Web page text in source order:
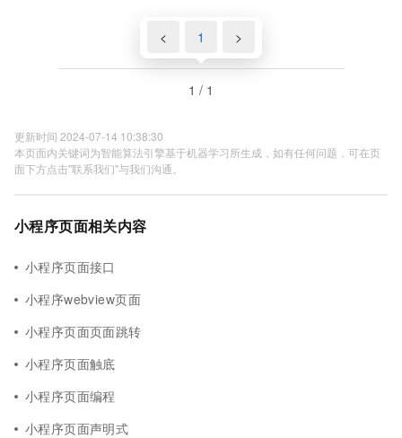
< 1 >
1 / 1
更新时间 2024-07-14 10:38:30
本页面内关键词为智能算法引擎基于机器学习所生成，如有任何问题，可在页
面下方点击"联系我们"与我们沟通。
小程序页面相关内容
小程序页面接口
小程序webview页面
小程序页面页面跳转
小程序页面触底
小程序页面编程
小程序页面声明式